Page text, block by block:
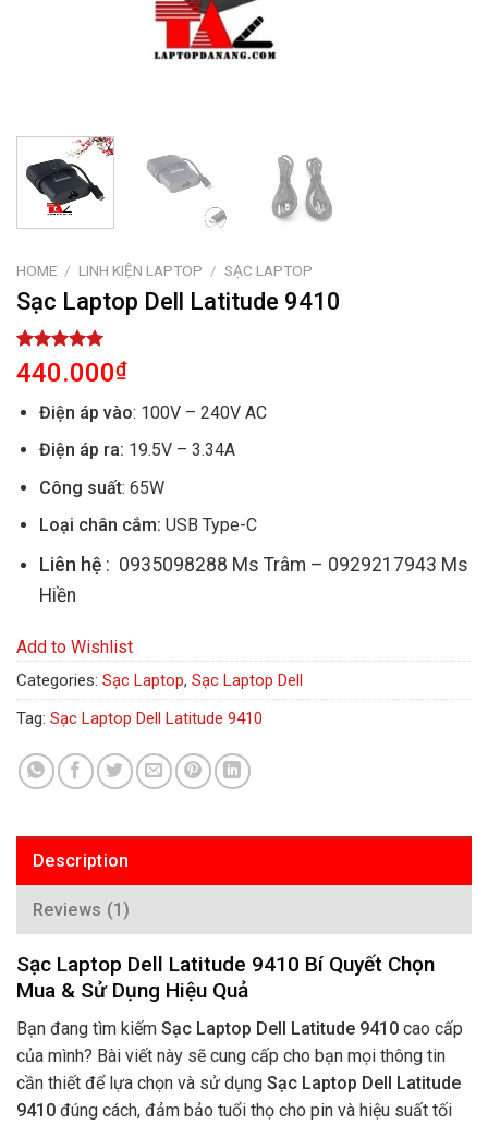
HOME / LINH KIỆN LAPTOP / SẠC LAPTOP
Sạc Laptop Dell Latitude 9410
Rated
5.00
out of 5
1
customer
440.000₫
Điện áp vào: 100V – 240V AC
Điện áp ra: 19.5V – 3.34A
Công suất: 65W
Loại chân cắm: USB Type-C
Liên hệ: 0935098288 Ms Trâm – 0929217943 Ms
Hiền
Add to Wishlist
Categories: Sạc Laptop, Sạc Laptop Dell
Tag: Sạc Laptop Dell Latitude 9410
Description
Reviews (1)
Sạc Laptop Dell Latitude 9410 Bí Quyết Chọn
Mua & Sử Dụng Hiệu Quả
Bạn đang tìm kiếm Sạc Laptop Dell Latitude 9410 cao cấp
của mình? Bài viết này sẽ cung cấp cho bạn mọi thông tin
cần thiết để lựa chọn và sử dụng Sạc Laptop Dell Latitude
9410 đúng cách, đảm bảo tuổi thọ cho pin và hiệu suất tối